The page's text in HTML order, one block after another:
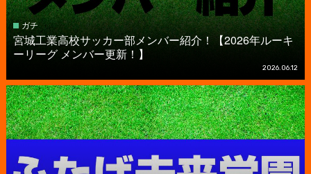
ガチ
宮城工業高校サッカー部メンバー紹介！【2026年ルーキ
ーリーグ メンバー更新！】
2026.06.12